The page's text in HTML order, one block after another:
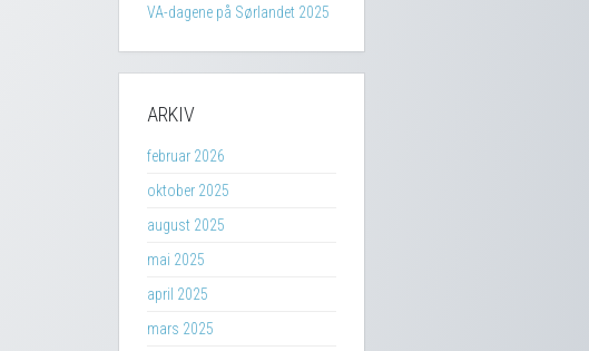
VA-dagene på Sørlandet 2025
ARKIV
februar 2026
oktober 2025
august 2025
mai 2025
april 2025
mars 2025